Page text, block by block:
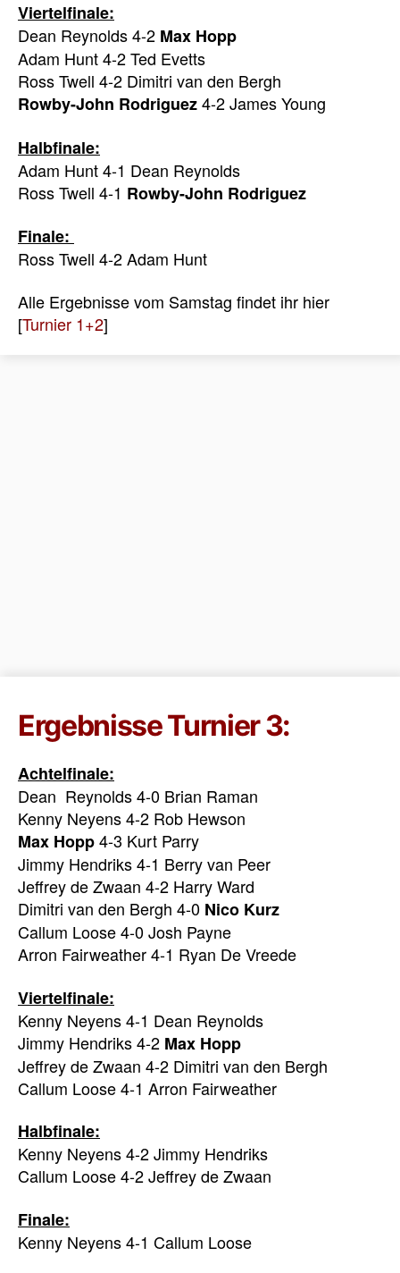
Viertelfinale:
Dean Reynolds 4-2 Max Hopp
Adam Hunt 4-2 Ted Evetts
Ross Twell 4-2 Dimitri van den Bergh
Rowby-John Rodriguez4-2 James Young
Halbfinale:
Adam Hunt 4-1 Dean Reynolds
Ross Twell 4-1 Rowby-John Rodriguez
Finale:
Ross Twell 4-2 Adam Hunt
Alle Ergebnisse vom Samstag findet ihr hier
[Turnier 1+2]
Ergebnisse Turnier 3:
Achtelfinale:
Dean Reynolds 4-0 Brian Raman
Kenny Neyens 4-2 Rob Hewson
Max Hopp4-3 Kurt Parry
Jimmy Hendriks 4-1 Berry van Peer
Jeffrey de Zwaan 4-2 Harry Ward
Dimitri van den Bergh 4-0 Nico Kurz
Callum Loose 4-0 Josh Payne
Arron Fairweather 4-1 Ryan De Vreede
Viertelfinale:
Kenny Neyens 4-1 Dean Reynolds
Jimmy Hendriks 4-2 Max Hopp
Jeffrey de Zwaan 4-2 Dimitri van den Bergh
Callum Loose 4-1 Arron Fairweather
Halbfinale:
Kenny Neyens 4-2 Jimmy Hendriks
Callum Loose 4-2 Jeffrey de Zwaan
Finale:
Kenny Neyens 4-1 Callum Loose